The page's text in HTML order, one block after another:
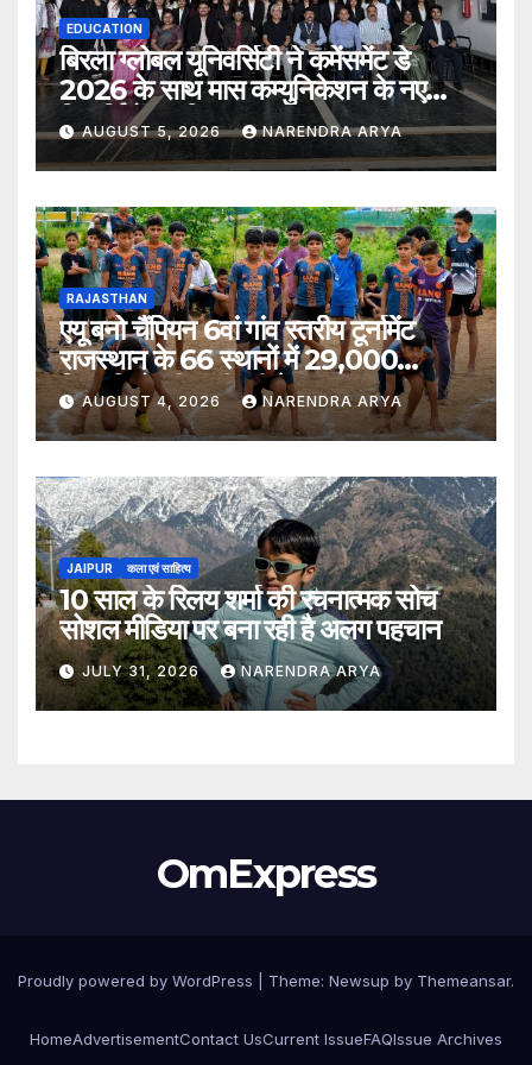
EDUCATION
बिरला ग्लोबल यूनिवर्सिटी ने कमेंसमेंट डे
2026 के साथ मास कम्युनिकेशन के नए
विद्यार्थियों का किया स्वागत
AUGUST 5, 2026 NARENDRA ARYA
RAJASTHAN
एयू बनो चैंपियन 6वां गांव स्तरीय टूर्नामेंट
राजस्थान के 66 स्थानों में 29,000
खिलाड़ियों की भागीदारी के साथ संपन्न हुआ
AUGUST 4, 2026 NARENDRA ARYA
JAIPUR कला एवं साहित्य
10 साल के रिलय शर्मा की रचनात्मक सोच
सोशल मीडिया पर बना रही है अलग पहचान
JULY 31, 2026 NARENDRA ARYA
OmExpress
Proudly powered by WordPress Theme: Newsup by Themeansar.
HomeAdvertisementContact UsCurrent IssueFAQIssue Archives